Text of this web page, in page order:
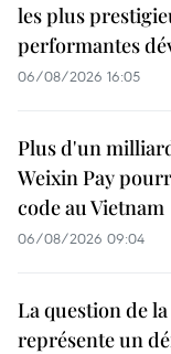
les plus
performantes
06/08/2026 16:05
Plus d'un
Weixin Pay
code au Vietnam
06/08/2026 09:04
La question de
représente un